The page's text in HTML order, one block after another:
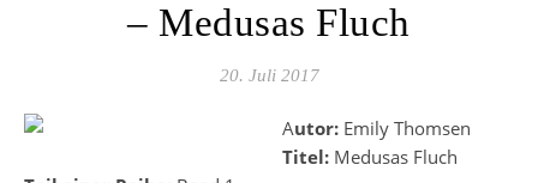
– Medusas Fluch
20. Juli 2017
Autor: Emily Thomsen
Titel: Medusas Fluch